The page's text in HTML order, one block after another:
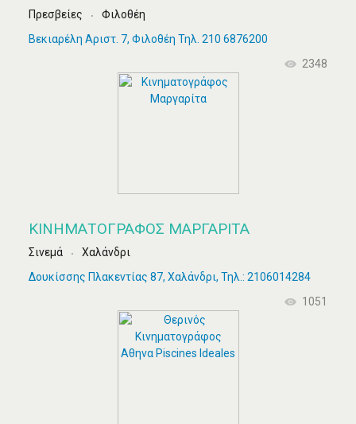
Πρεσβείες
Φιλοθέη
Βεκιαρέλη Αριστ. 7, Φιλοθέη Τηλ. 210 6876200
2348
ΚΙΝΗΜΑΤΟΓΡΆΦΟΣ ΜΑΡΓΑΡΊΤΑ
Σινεμά
Χαλάνδρι
Δουκίσσης Πλακεντίας 87, Χαλάνδρι, Τηλ.: 2106014284
1051